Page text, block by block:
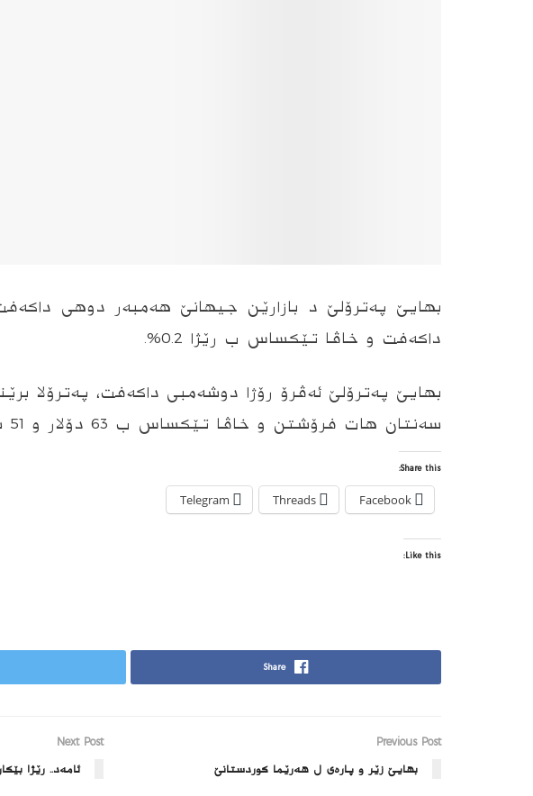
داكه‌فت و خاڤا تێكساس ب رێژا 0.2‌%.
سه‌نتان هات فرۆشتن و خاڤا تێكساس ب 63 دۆلار و 51 سه‌نتان بازار پێ هات كرن.
Share this:
Facebook
Threads
Telegram
Like this:
Share
Previous Post
بهایێ زێر و پاره‌ى ل هه‌رێما كوردستانێ
Next Post
ئامەد.. رێژا